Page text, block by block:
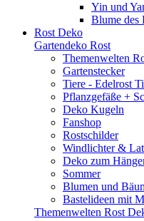
Yin und
Blume des
Rost Deko
Gartendeko Rost
Themenwelten
Gartenstecker
Tiere - Edelrost
Pflanzgefäße +
Deko Kugeln
Fanshop
Rostschilder
Windlichter &
Deko zum
Sommer
Blumen und
Bastelideen mit
Themenwelten Rost